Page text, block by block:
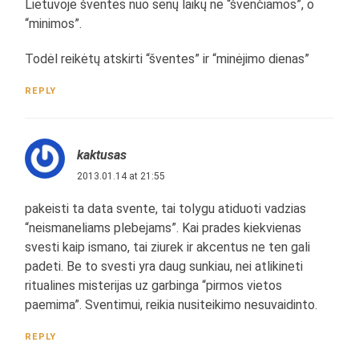
Lietuvoje šventės nuo senų laikų ne “švenčiamos”, o
“minimos”.
Todėl reikėtų atskirti “šventes” ir “minėjimo dienas”
REPLY
kaktusas
2013.01.14 at 21:55
pakeisti ta data svente, tai tolygu atiduoti vadzias
“neismaneliams plebejams”. Kai prades kiekvienas
svesti kaip ismano, tai ziurek ir akcentus ne ten gali
padeti. Be to svesti yra daug sunkiau, nei atlikineti
ritualines misterijas uz garbinga “pirmos vietos
paemima”. Sventimui, reikia nusiteikimo nesuvaidinto.
REPLY